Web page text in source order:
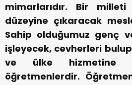
mimarlarıdır. Bir
düzeyine çıkaracak
Sahip olduğumuz genç
işleyecek, cevherleri
ve ülke hizmetine
öğretmenlerdir.